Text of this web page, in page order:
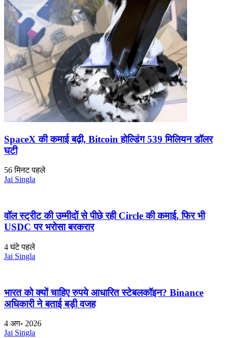
SpaceX की कमाई बढ़ी, Bitcoin होल्डिंग 539 मिलियन डॉलर
घटी
56 मिनट पहले
Jai Singla
वॉल स्ट्रीट की उम्मीदों से पीछे रही Circle की कमाई, फिर भी
USDC पर भरोसा बरकरार
4 घंटे पहले
Jai Singla
भारत को क्यों चाहिए रुपये आधारित स्टेबलकॉइन? Binance
अधिकारी ने बताई बड़ी वजह
4 अग॰ 2026
Jai Singla